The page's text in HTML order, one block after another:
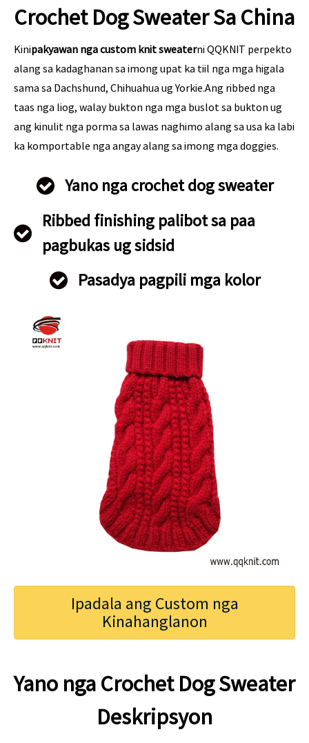
Crochet Dog Sweater Sa China
Kinipakyawan nga custom knit sweaterni QQKNIT perpekto
alang sa kadaghanan sa imong upat ka tiil nga mga higala
sama sa Dachshund, Chihuahua ug Yorkie.Ang ribbed nga
taas nga liog, walay bukton nga mga buslot sa bukton ug
ang kinulit nga porma sa lawas naghimo alang sa usa ka labi
ka komportable nga angay alang sa imong mga doggies.
Yano nga crochet dog sweater
Ribbed finishing palibot sa paa
pagbukas ug sidsid
Pasadya pagpili mga kolor
Ipadala ang Custom nga
Kinahanglanon
Yano nga Crochet Dog Sweater
Deskripsyon